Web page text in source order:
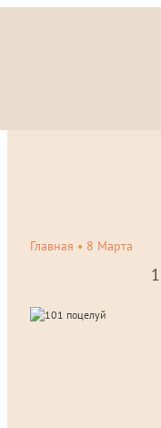
Главная • 8 Марта